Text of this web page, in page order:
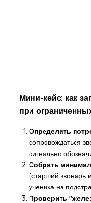
Мини-кейс: как
при
Определить
сопровождаться
сигнально
Собрать
(старший звонарь
ученика на
Проверить